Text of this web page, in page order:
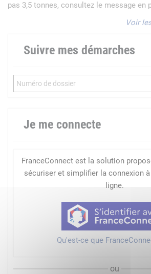
pas 3,5 tonnes, consultez le message en
Voir
Suivre mes démarches
Je me connecte
FranceConnect est la solution
sécuriser et simplifier la connexion
ligne.
Qu'est-ce que
ou